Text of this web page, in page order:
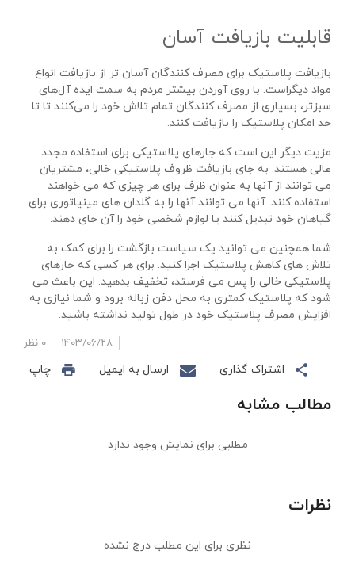
قابلیت بازیافت آسان
بازیافت پلاستیک برای مصرف کنندگان آسان تر از بازیافت انواع
مواد دیگراست. با روی آوردن بیشتر مردم به سمت ایده‌ آل‌های
سبزتر، بسیاری از مصرف‌ کنندگان تمام تلاش خود را می‌کنند تا تا
حد امکان پلاستیک را بازیافت کنند.
مزیت دیگر این است که جارهای پلاستیکی برای استفاده مجدد
عالی هستند. به جای بازیافت ظروف پلاستیکی خالی، مشتریان
می توانند از آنها به عنوان ظرف برای هر چیزی که می خواهند
استفاده کنند. آنها می توانند آنها را به گلدان های مینیاتوری برای
گیاهان خود تبدیل کنند یا لوازم شخصی خود را آن جای دهند.
شما همچنین می توانید یک سیاست بازگشت را برای کمک به
تلاش های کاهش پلاستیک اجرا کنید. برای هر کسی که جارهای
پلاستیکی خالی را پس می فرستد، تخفیف بدهید. این باعث می
شود که پلاستیک کمتری به محل دفن زباله برود و شما نیازی به
افزایش مصرف پلاستیک خود در طول تولید نداشته باشید.
۱۴۰۳/۰۶/۲۸ ۰ نظر
اشتراک گذاری ارسال به ایمیل چاپ
مطالب مشابه
مطلبی برای نمایش وجود ندارد
نظرات
نظری برای این مطلب درج نشده